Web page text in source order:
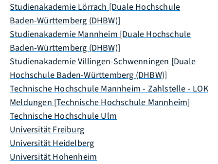
Studienakademie Lörrach [Duale Hochschule
Baden-Württemberg (DHBW)]
Studienakademie Mannheim [Duale Hochschule
Baden-Württemberg (DHBW)]
Studienakademie Villingen-Schwenningen [Duale
Hochschule Baden-Württemberg (DHBW)]
Technische Hochschule Mannheim - Zahlstelle - LOK
Meldungen [Technische Hochschule Mannheim]
Technische Hochschule Ulm
Universität Freiburg
Universität Heidelberg
Universität Hohenheim